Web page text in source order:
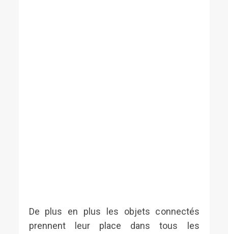
De plus en plus les objets connectés
prennent leur place dans tous les